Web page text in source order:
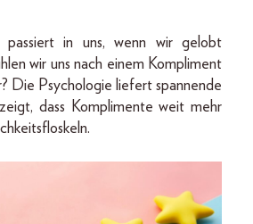
passiert in uns, wenn wir gelobt
wir uns nach einem Kompliment
Die Psychologie liefert spannende
dass Komplimente weit mehr